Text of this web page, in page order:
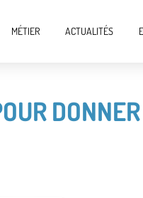
MÉTIER ACTUALITÉS